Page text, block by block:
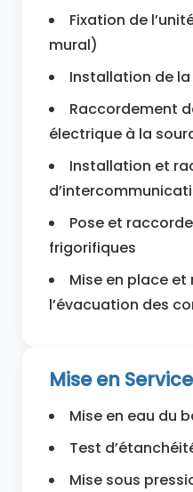
Fixation de
mural)
Installation de
Raccordement
électrique à la
Installation et
Pose et
frigorifiques
Mise en place
l’évacuation des
Mise en
Mise en eau du
Test
Mise sous